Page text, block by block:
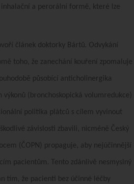
a perorální formě, které lze
článek doktorky Bártů. Odvykání
toho, že zanechání kouření zpomaluje
působící anticholinergika
výkonů (bronchoskopická volumredukce)
politika plátců s cílem vyvinout
závislosti zbavili, nicméně Český
(ČOPN) propaguje, aby nejúčinnější
pacientům. Tento zdánlivě nesmyslný
tím, že pacienti bez účinné léčby